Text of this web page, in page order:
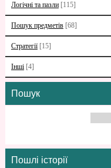
Логічні та пазли [115]
Пошук предметів [68]
Стратегії [15]
Інші [4]
Пошук
Пошлі історії